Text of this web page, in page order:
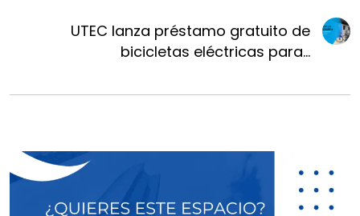
UTEC lanza préstamo gratuito de
bicicletas eléctricas para...